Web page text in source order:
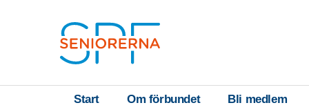
Start Om förbundet Bli medlem